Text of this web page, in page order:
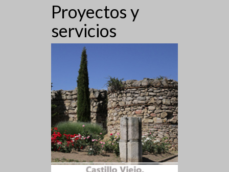
Proyectos y
servicios